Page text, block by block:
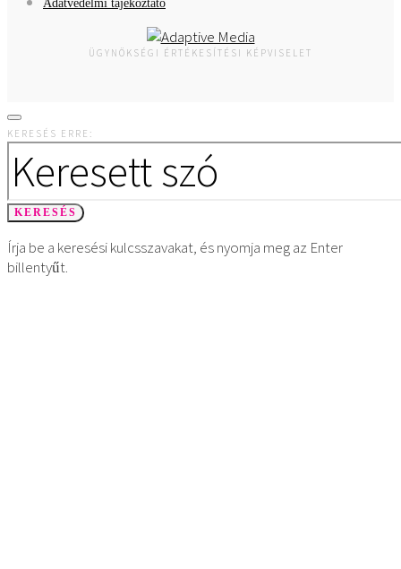
Adatvédelmi tájékoztató
ÜGYNÖKSÉGI ÉRTÉKESÍTÉSI KÉPVISELET
KERESÉS ERRE:
KERESÉS
Írja be a keresési kulcsszavakat, és nyomja meg az Enter
billentyűt.